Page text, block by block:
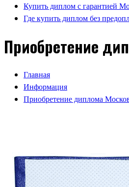
Купить диплом с гарантией
Где купить диплом без
Приобретение
Главная
Информация
Приобретение диплома